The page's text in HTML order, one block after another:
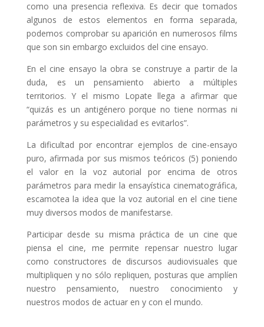
como una presencia reflexiva. Es decir que tomados
algunos de estos elementos en forma separada,
podemos comprobar su aparición en numerosos films
que son sin embargo excluidos del cine ensayo.
En el cine ensayo la obra se construye a partir de la
duda, es un pensamiento abierto a múltiples
territorios. Y el mismo Lopate llega a afirmar que
“quizás es un antigénero porque no tiene normas ni
parámetros y su especialidad es evitarlos”.
La dificultad por encontrar ejemplos de cine-ensayo
puro, afirmada por sus mismos teóricos (5) poniendo
el valor en la voz autorial por encima de otros
parámetros para medir la ensayística cinematográfica,
escamotea la idea que la voz autorial en el cine tiene
muy diversos modos de manifestarse.
Participar desde su misma práctica de un cine que
piensa el cine, me permite repensar nuestro lugar
como constructores de discursos audiovisuales que
multipliquen y no sólo repliquen, posturas que amplíen
nuestro pensamiento, nuestro conocimiento y
nuestros modos de actuar en y con el mundo.